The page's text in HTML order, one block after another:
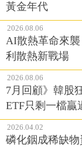
黃金年代
2026.08.06
AI散熱革命來
利散熱新戰場
2026.08.06
7月回顧》韓股
ETF只剩一檔贏
2026.04.02
磷化銦成稀缺物